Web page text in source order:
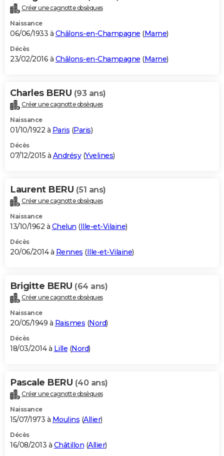
Créer une cagnotte obsèques
Naissance
06/06/1933 à Châlons-en-Champagne (Marne)
Décès
23/02/2016 à Châlons-en-Champagne (Marne)
Charles BERU (93 ans)
Créer une cagnotte obsèques
Naissance
01/10/1922 à Paris (Paris)
Décès
07/12/2015 à Andrésy(Yvelines)
Laurent BERU (51 ans)
Créer une cagnotte obsèques
Naissance
13/10/1962 à Chelun (Ille-et-Vilaine)
Décès
20/06/2014 à Rennes (Ille-et-Vilaine)
Brigitte BERU (64 ans)
Créer une cagnotte obsèques
Naissance
20/05/1949 à Raismes (Nord)
Décès
18/03/2014 à Lille (Nord)
Pascale BERU (40 ans)
Créer une cagnotte obsèques
Naissance
15/07/1973 à Moulins (Allier)
Décès
16/08/2013 à Châtillon (Allier)